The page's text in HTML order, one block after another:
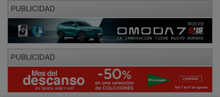
PUBLICIDAD
PUBLICIDAD